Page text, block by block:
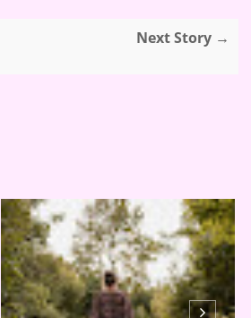
Next Story →